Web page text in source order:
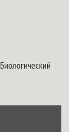
Биологический